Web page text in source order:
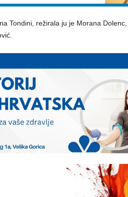
Tondini, režirala ju je Morana